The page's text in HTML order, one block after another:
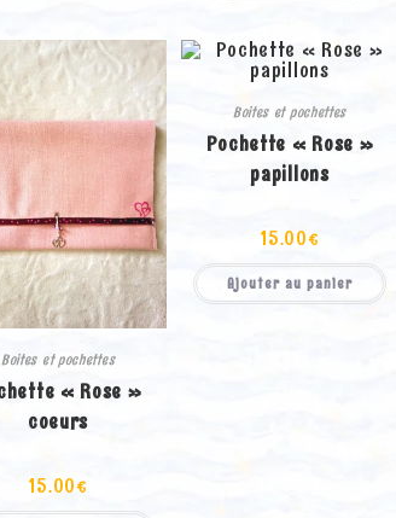
Boites et pochettes
« Rose »
coeurs
15.00€
Boites et pochettes
Pochette « Rose »
papillons
15.00€
Ajouter au panier